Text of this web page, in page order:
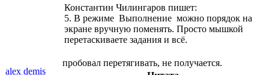
alex demis
Константин Чилингаров пишет:
5. В режиме Выполнение можно порядок на
экране вручную поменять. Просто мышкой
перетаскиваете задания и всё.
пробовал перетягивать, не получается.